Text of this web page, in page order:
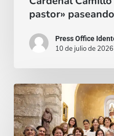
pastor»
Press Office
10 de julio de 2026
La
voz
que